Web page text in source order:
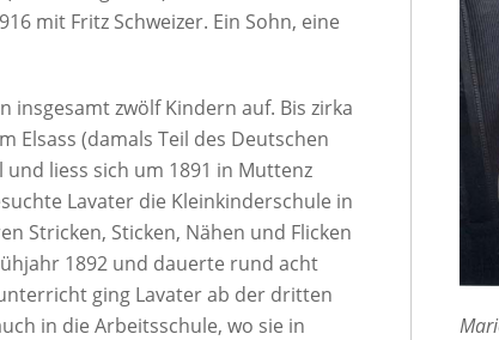
mit Fritz Schweizer. Ein Sohn, eine
insgesamt zwölf Kindern auf. Bis zirka
Elsass (damals Teil des Deutschen
und liess sich um 1891 in Muttenz
Lavater die Kleinkinderschule in
Stricken, Sticken, Nähen und Flicken
1892 und dauerte rund acht
ging Lavater ab der dritten
in die Arbeitsschule, wo sie in